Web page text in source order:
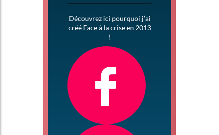
Découvrez ici pourquoi j’ai
créé Face à la crise en 2013
!